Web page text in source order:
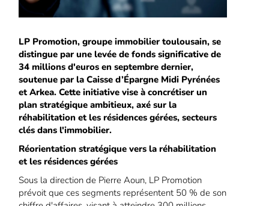
LP Promotion, groupe immobilier toulousain, se
distingue par une levée de fonds significative de
34 millions d'euros en septembre dernier,
soutenue par la Caisse d’Épargne Midi Pyrénées
et Arkea. Cette initiative vise à concrétiser un
plan stratégique ambitieux, axé sur la
réhabilitation et les résidences gérées, secteurs
clés dans l'immobilier.
Réorientation stratégique vers la réhabilitation
et les résidences gérées
Sous la direction de Pierre Aoun, LP Promotion
prévoit que ces segments représentent 50 % de son